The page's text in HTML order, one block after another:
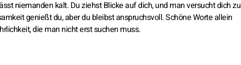
niemanden kalt. Du ziehst Blicke auf dich, und man versucht dich zu
genießt du, aber du bleibst anspruchsvoll. Schöne Worte allein
die man nicht erst suchen muss.